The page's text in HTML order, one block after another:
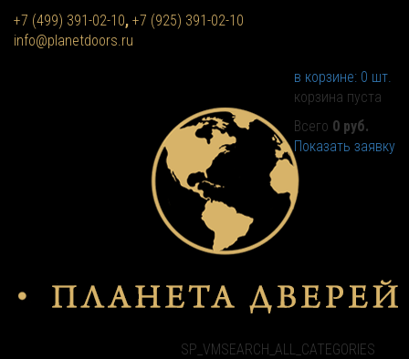
+7 (499) 391-02-10, +7 (925) 391-02-10
info@planetdoors.ru
в корзине: 0 шт.
корзина пуста
Всего 0 руб.
Показать заявку
SP_VMSEARCH_ALL_CATEGORIES